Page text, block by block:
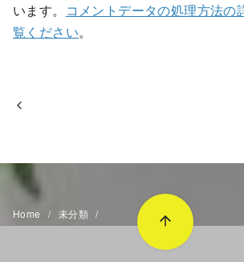
います。
コメントデータの処理方法の
覧ください。
Home 未分類